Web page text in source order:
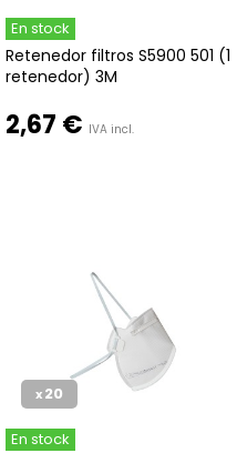
En stock
Retenedor filtros S5900 501 (1
retenedor) 3M
2,67 € IVA incl.
x20
En stock